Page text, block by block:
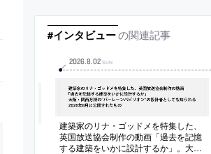
#インタビューの関連記事
2026.8.02 SUN
建築家のリナ・ゴッドメを特集した、
英国放送協会制作の動画「過去を記憶
する建築をいかに設計するか」。大